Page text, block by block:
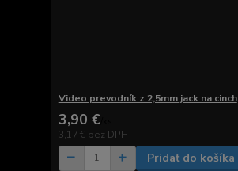
Video prevodník z 2,5mm jack na cinch
3,90 €
3,17 € bez DPH
Pridať do košíka